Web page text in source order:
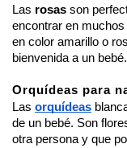
Las rosas son
encontrar en
en color amarillo o
bienvenida a un bebé.
Orquídeas para
Las orquídeas
de un bebé. Son
otra persona y que